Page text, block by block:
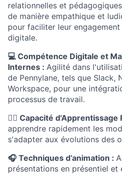
relationnelles et
de manière empathique et
pour faciliter leur
digitale.
💻 Compétence Digitale et
Internes : Agilité dans
de Pennylane, tels que Slack,
Workspace, pour une
processus de travail.
🦸‍♂️ Capacité d'Apprentissage
apprendre rapidement les
s'adapter aux évolutions des
🎧 Techniques d’animation :
présentations en présentiel et